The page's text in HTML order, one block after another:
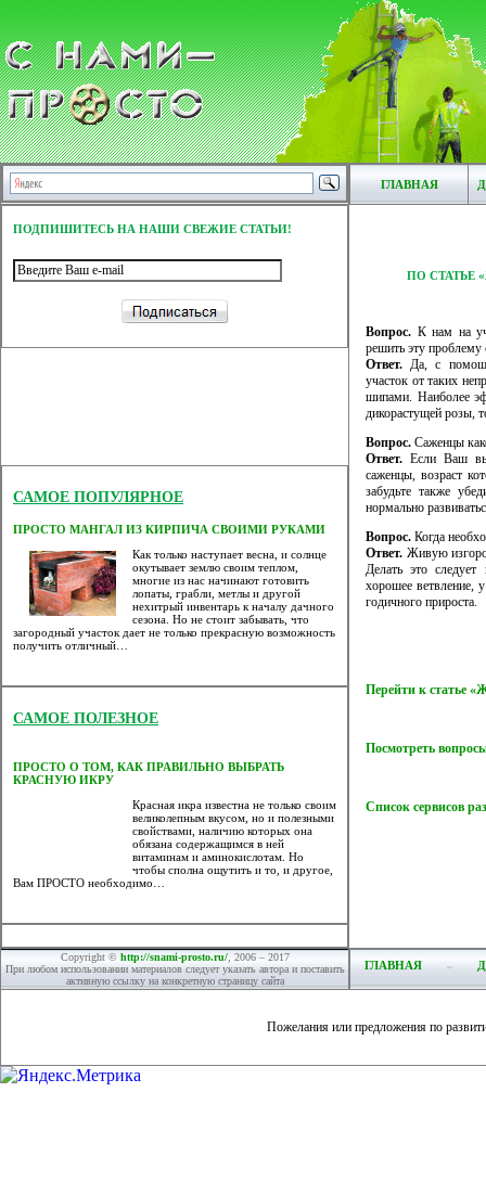
ГЛАВНАЯ
ПОДПИШИТЕСЬ НА НАШИ СВЕЖИЕ СТАТЬИ!
САМОЕ ПОПУЛЯРНОЕ
ПРОСТО МАНГАЛ ИЗ КИРПИЧА СВОИМИ РУКАМИ
Как только наступает весна, и солнце
окутывает землю своим теплом,
многие из нас начинают готовить
лопаты, грабли, метлы и другой
нехитрый инвентарь к началу дачного
сезона. Но не стоит забывать, что
загородный участок дает не только прекрасную возможность
получить отличный…
САМОЕ ПОЛЕЗНОЕ
ПРОСТО О ТОМ, КАК ПРАВИЛЬНО ВЫБРАТЬ
КРАСНУЮ ИКРУ
Красная икра известна не только своим
великолепным вкусом, но и полезными
свойствами, наличию которых она
обязана содержащимся в ней
витаминам и аминокислотам. Но
чтобы сполна ощутить и то, и другое,
Вам ПРОСТО необходимо…
ПО СТАТЬЕ
Вопрос. К нам на
решить эту
Ответ. Да, с
участок от таких
шипами. Наиболее
дикорастущей розы,
Вопрос. Саженцы
Ответ. Если Ваш
саженцы, возраст
забудьте также
нормально
Вопрос. Когда
Ответ. Живую
Делать это
хорошее ветвление,
годичного прироста.
Перейти к статье
Посмотреть
Список сервисов
Copyright © http://snami-prosto.ru/, 2006 – 2017
При любом использовании материалов следует указать автора и поставить
активную ссылку на конкретную страницу сайта
ГЛАВНАЯ
Пожелания или предложения по